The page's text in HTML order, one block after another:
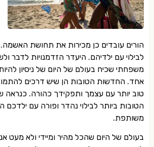
הורים עובדים כן מכירות את תחושת האשמה.
לבילוי עם ילדיהם. היעדר הזדמנויות לדבר
משפחתי שכיח בעולם של היום של ניסיון
אחד. החדשות הטובות הן שיש דרכים
טוב יותר עם עצמך ותפקידך כהורה.
הטובות ביותר לבילוי נהדר ופורה עם
משותפת.
בעולם של היום שהכל מהיר ומיידי ולא מעט